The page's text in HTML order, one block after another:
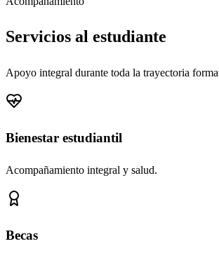
Servicios al estudiante
Apoyo integral durante toda la trayectoria
Bienestar estudiantil
Acompañamiento integral y salud.
Becas